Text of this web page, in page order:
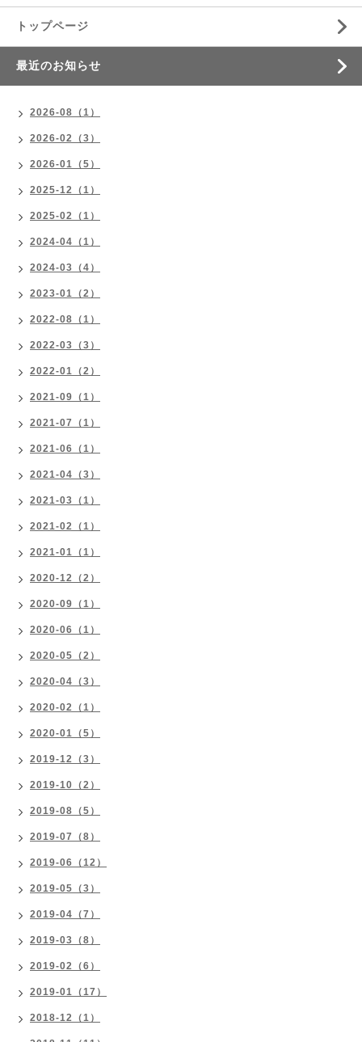
トップページ
最近のお知らせ
2026-08（1）
2026-02（3）
2026-01（5）
2025-12（1）
2025-02（1）
2024-04（1）
2024-03（4）
2023-01（2）
2022-08（1）
2022-03（3）
2022-01（2）
2021-09（1）
2021-07（1）
2021-06（1）
2021-04（3）
2021-03（1）
2021-02（1）
2021-01（1）
2020-12（2）
2020-09（1）
2020-06（1）
2020-05（2）
2020-04（3）
2020-02（1）
2020-01（5）
2019-12（3）
2019-10（2）
2019-08（5）
2019-07（8）
2019-06（12）
2019-05（3）
2019-04（7）
2019-03（8）
2019-02（6）
2019-01（17）
2018-12（1）